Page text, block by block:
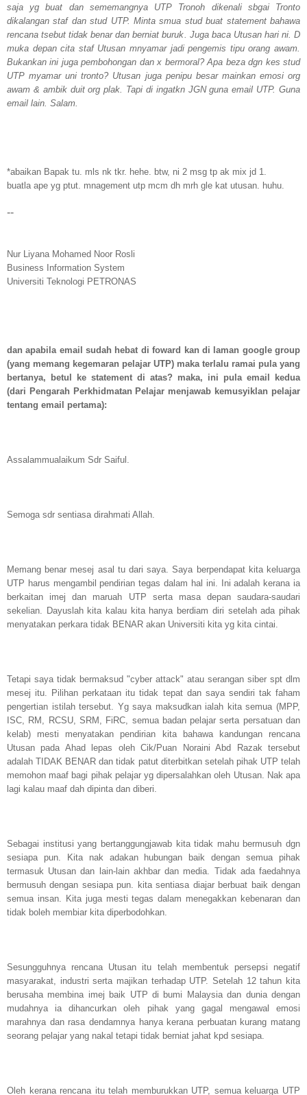
saja yg buat dan sememangnya UTP Tronoh dikenali sbgai Tronto
dikalangan staf dan stud UTP. Minta smua stud buat statement bahawa
rencana tsebut tidak benar dan berniat buruk. Juga baca Utusan hari ni. D
muka depan cita staf Utusan mnyamar jadi pengemis tipu orang awam.
Bukankan ini juga pembohongan dan x bermoral? Apa beza dgn kes stud
UTP myamar uni tronto? Utusan juga penipu besar mainkan emosi org
awam & ambik duit org plak. Tapi di ingatkn JGN guna email UTP. Guna
email lain. Salam.
*abaikan Bapak tu. mls nk tkr. hehe. btw, ni 2 msg tp ak mix jd 1.
buatla ape yg ptut. mnagement utp mcm dh mrh gle kat utusan. huhu.
--
Nur Liyana Mohamed Noor Rosli
Business Information System
Universiti Teknologi PETRONAS
dan apabila email sudah hebat di foward kan di laman google group
(yang memang kegemaran pelajar UTP) maka terlalu ramai pula yang
bertanya, betul ke statement di atas? maka, ini pula email kedua
(dari Pengarah Perkhidmatan Pelajar menjawab kemusyiklan pelajar
tentang email pertama):
Assalammualaikum Sdr Saiful.
Semoga sdr sentiasa dirahmati Allah.
Memang benar mesej asal tu dari saya. Saya berpendapat kita keluarga
UTP harus mengambil pendirian tegas dalam hal ini. Ini adalah kerana ia
berkaitan imej dan maruah UTP serta masa depan saudara-saudari
sekelian. Dayuslah kita kalau kita hanya berdiam diri setelah ada pihak
menyatakan perkara tidak BENAR akan Universiti kita yg kita cintai.
Tetapi saya tidak bermaksud "cyber attack" atau serangan siber spt dlm
mesej itu. Pilihan perkataan itu tidak tepat dan saya sendiri tak faham
pengertian istilah tersebut. Yg saya maksudkan ialah kita semua (MPP,
ISC, RM, RCSU, SRM, FiRC, semua badan pelajar serta persatuan dan
kelab) mesti menyatakan pendirian kita bahawa kandungan rencana
Utusan pada Ahad lepas oleh Cik/Puan Noraini Abd Razak tersebut
adalah TIDAK BENAR dan tidak patut diterbitkan setelah pihak UTP telah
memohon maaf bagi pihak pelajar yg dipersalahkan oleh Utusan. Nak apa
lagi kalau maaf dah dipinta dan diberi.
Sebagai institusi yang bertanggungjawab kita tidak mahu bermusuh dgn
sesiapa pun. Kita nak adakan hubungan baik dengan semua pihak
termasuk Utusan dan lain-lain akhbar dan media. Tidak ada faedahnya
bermusuh dengan sesiapa pun. kita sentiasa diajar berbuat baik dengan
semua insan. Kita juga mesti tegas dalam menegakkan kebenaran dan
tidak boleh membiar kita diperbodohkan.
Sesungguhnya rencana Utusan itu telah membentuk persepsi negatif
masyarakat, industri serta majikan terhadap UTP. Setelah 12 tahun kita
berusaha membina imej baik UTP di bumi Malaysia dan dunia dengan
mudahnya ia dihancurkan oleh pihak yang gagal mengawal emosi
marahnya dan rasa dendamnya hanya kerana perbuatan kurang matang
seorang pelajar yang nakal tetapi tidak berniat jahat kpd sesiapa.
Oleh kerana rencana itu telah memburukkan UTP, semua keluarga UTP